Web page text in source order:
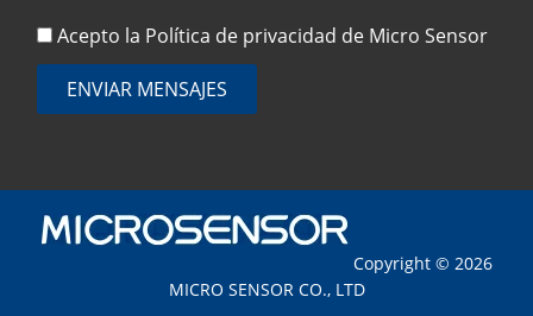
Acepto la Política de privacidad de Micro Sensor
ENVIAR MENSAJES
Copyright © 2026
MICRO SENSOR CO., LTD